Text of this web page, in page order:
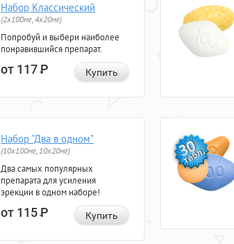
Набор Классический
(2x100мг, 4x20мг)
Попробуй и выбери наиболее
понравившийся препарат.
от 117Р Купить
Набор "Два в одном"
(10x100мг, 10x20мг)
Два самых популярных
препарата для усиления
эрекции в одном наборе!
от 115Р Купить